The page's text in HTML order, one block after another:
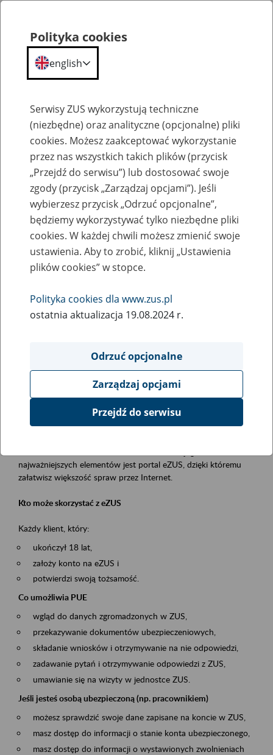
Szkolenia
Zaproś ZUS do siebie - zakładanie profili
eZUS w siedzibie Twojej firmy
Rodzaj wydarzenia
Szkolenia
obsługa klientów
Event description
Platforma Usług Elektronicznych ZUS eZUS
najważniejszych elementów jest portal eZUS, dzięki któremu
załatwisz większość spraw przez Internet.
Kto może skorzystać z eZUS
Każdy klient, który:
ukończył 18 lat,
założy konto na eZUS i
potwierdzi swoją tożsamość.
Co umożliwia PUE
wgląd do danych zgromadzonych w ZUS,
przekazywanie dokumentów ubezpieczeniowych,
składanie wniosków i otrzymywanie na nie odpowiedzi,
zadawanie pytań i otrzymywanie odpowiedzi z ZUS,
umawianie się na wizyty w jednostce ZUS.
Jeśli jesteś osobą ubezpieczoną (np. pracownikiem)
możesz sprawdzić swoje dane zapisane na koncie w ZUS,
masz dostęp do informacji o stanie konta ubezpieczonego,
masz dostęp do informacji o wystawionych zwolnieniach
Polityka cookies
english
Serwisy ZUS wykorzystują techniczne
(niezbędne) oraz analityczne (opcjonalne) pliki
cookies. Możesz zaakceptować wykorzystanie
przez nas wszystkich takich plików (przycisk
„Przejdź do serwisu”) lub dostosować swoje
zgody (przycisk „Zarządzaj opcjami”). Jeśli
wybierzesz przycisk „Odrzuć opcjonalne”,
będziemy wykorzystywać tylko niezbędne pliki
cookies. W każdej chwili możesz zmienić swoje
ustawienia. Aby to zrobić, kliknij „Ustawienia
plików cookies” w stopce.
Polityka cookies dla www.zus.pl
ostatnia aktualizacja 19.08.2024 r.
Odrzuć opcjonalne
Zarządzaj opcjami
Przejdź do serwisu